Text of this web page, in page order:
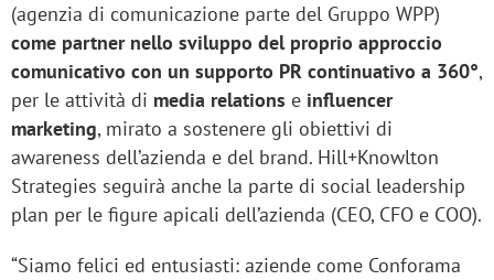
(agenzia di comunicazione parte del Gruppo WPP)
come partner nello sviluppo del proprio approccio
comunicativo con un supporto PR continuativo a 360°,
per le attività di media relations e influencer
marketing, mirato a sostenere gli obiettivi di
awareness dell’azienda e del brand. Hill+Knowlton
Strategies seguirà anche la parte di social leadership
plan per le figure apicali dell’azienda (CEO, CFO e COO).
“Siamo felici ed entusiasti: aziende come Conforama